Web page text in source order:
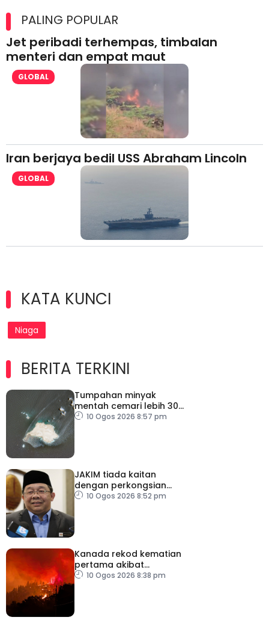
lesen separuh pertama 2026
PALING POPULAR
Jet peribadi terhempas, timbalan
menteri dan empat maut
GLOBAL
Iran berjaya bedil USS Abraham Lincoln
GLOBAL
KATA KUNCI
Niaga
BERITA TERKINI
Tumpahan minyak
mentah cemari lebih 300
km persegi perairan
10 Ogos 2026 8:57 pm
JAKIM tiada kaitan
dengan perkongsian
berkaitan halal HICD
10 Ogos 2026 8:52 pm
Kanada rekod kematian
pertama akibat
kebakaran hutan
10 Ogos 2026 8:38 pm